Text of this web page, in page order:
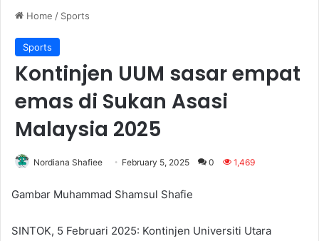
Home / Sports
Sports
Kontinjen UUM sasar empat
emas di Sukan Asasi
Malaysia 2025
Nordiana Shafiee February 5, 2025 0 1,469
Gambar Muhammad Shamsul Shafie
SINTOK, 5 Februari 2025: Kontinjen Universiti Utara